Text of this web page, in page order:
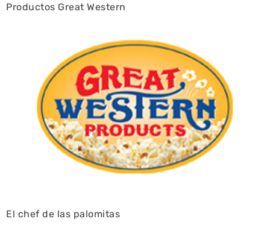
Productos Great Western
El chef de las palomitas